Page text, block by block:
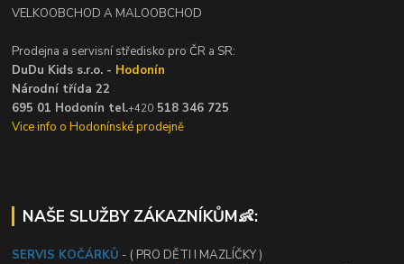
VELKOOBCHOD A MALOOBCHOD
Prodejna a servisní středisko pro ČR a SR:
DuDu Kids s.r.o. - Hodonín
Národní třída 22
695 01 Hodonín tel.+420 518 346 725
Vice info o Hodonínské prodejně
NAŠE SLUŽBY ZÁKAZNÍKŮM👶:
SERVIS KOČÁRKŮ - ( PRO DĚTI I MAZLÍČKY )